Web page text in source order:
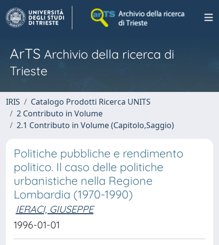
ArTS Archivio della ricerca di
Trieste
IRIS
Catalogo Prodotti Ricerca UNITS
2 Contributo in Volume
2.1 Contributo in Volume (Capitolo,Saggio)
Politiche pubbliche e rendimento
politico. Il caso delle politiche
urbanistiche nella Regione
Lombardia (1970-1990)
IERACI, GIUSEPPE
1996-01-01